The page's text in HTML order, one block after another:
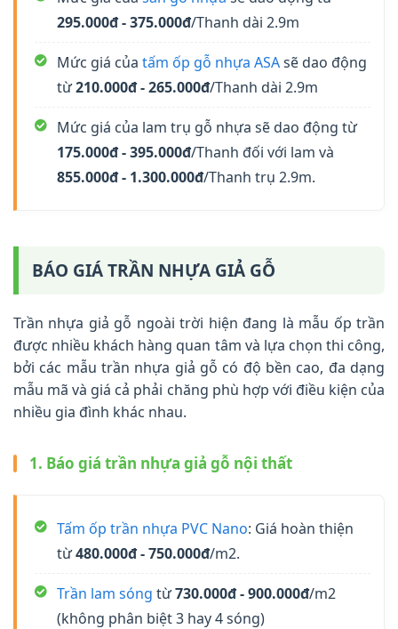
295.000đ - 375.000đ/Thanh dài 2.9m
Mức giá của tấm ốp gỗ nhựa ASAsẽ dao động
từ210.000đ - 265.000đ/Thanh dài 2.9m
Mức giá của lam trụ gỗ nhựa sẽ dao động từ
175.000đ - 395.000đ/Thanh đối với lam và
855.000đ - 1.300.000đ/Thanh trụ 2.9m.
BÁO GIÁ TRẦN NHỰA GIẢ GỖ
Trần nhựa giả gỗ ngoài trời hiện đang là mẫu ốp trần
được nhiều khách hàng quan tâm và lựa chọn thi công,
bởi các mẫu trần nhựa giả gỗ có độ bền cao, đa dạng
mẫu mã và giá cả phải chăng phù hợp với điều kiện của
nhiều gia đình khác nhau.
1. Báo giá trần nhựa giả gỗ nội thất
Tấm ốp trần nhựa PVC Nano: Giá hoàn thiện
từ480.000đ - 750.000đ/m2.
Trần lam sóng từ730.000đ - 900.000đ/m2
(không phân biệt 3 hay 4 sóng)